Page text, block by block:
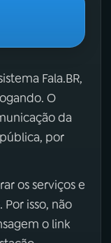
Fala.BR,
O
da
por
os serviços e
isso, não
o link